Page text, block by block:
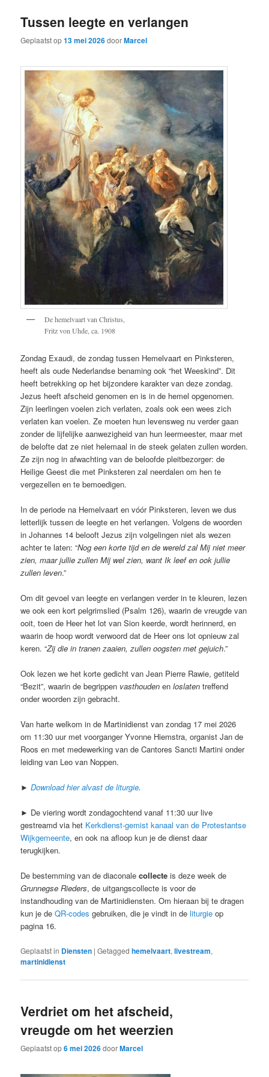
Tussen leegte en verlangen
Geplaatst op13 mei 2026doorMarcel
De hemelvaart van Christus,
Fritz von Uhde, ca. 1908
Zondag Exaudi, de zondag tussen Hemelvaart en Pinksteren,
heeft als oude Nederlandse benaming ook “het Weeskind”. Dit
heeft betrekking op het bijzondere karakter van deze zondag.
Jezus heeft afscheid genomen en is in de hemel opgenomen.
Zijn leerlingen voelen zich verlaten, zoals ook een wees zich
verlaten kan voelen. Ze moeten hun levensweg nu verder gaan
zonder de lijfelijke aanwezigheid van hun leermeester, maar met
de belofte dat ze niet helemaal in de steek gelaten zullen worden.
Ze zijn nog in afwachting van de beloofde pleitbezorger: de
Heilige Geest die met Pinksteren zal neerdalen om hen te
vergezellen en te bemoedigen.
In de periode na Hemelvaart en vóór Pinksteren, leven we dus
letterlijk tussen de leegte en het verlangen. Volgens de woorden
in Johannes 14 belooft Jezus zijn volgelingen niet als wezen
achter te laten: “Nog een korte tijd en de wereld zal Mij niet meer
zien, maar jullie zullen Mij wel zien, want Ik leef en ook jullie
zullen leven.”
Om dit gevoel van leegte en verlangen verder in te kleuren, lezen
we ook een kort pelgrimslied (Psalm 126), waarin de vreugde van
ooit, toen de Heer het lot van Sion keerde, wordt herinnerd, en
waarin de hoop wordt verwoord dat de Heer ons lot opnieuw zal
keren. “Zij die in tranen zaaien, zullen oogsten met gejuich.”
Ook lezen we het korte gedicht van Jean Pierre Rawie, getiteld
“Bezit”, waarin de begrippen vasthouden enloslaten treffend
onder woorden zijn gebracht.
Van harte welkom in de Martinidienst van zondag 17 mei 2026
om 11:30 uur met voorganger Yvonne Hiemstra, organist Jan de
Roos en met medewerking van de Cantores Sancti Martini onder
leiding van Leo van Noppen.
►Download hier alvast de liturgie.
► De viering wordt zondagochtend vanaf 11:30 uur live
gestreamd via het Kerkdienst-gemist kanaal van de Protestantse
Wijkgemeente, en ook na afloop kun je de dienst daar
terugkijken.
De bestemming van de diaconalecollecte is deze week de
Grunnegse Rieders, de uitgangscollecte is voor de
instandhouding van de Martinidiensten. Om hieraan bij te dragen
kun je deQR-codes gebruiken, die je vindt in deliturgie op
pagina 16.
Geplaatst in Diensten |Getagged hemelvaart,livestream,
martinidienst
Verdriet om het afscheid,
vreugde om het weerzien
Geplaatst op6 mei 2026doorMarcel